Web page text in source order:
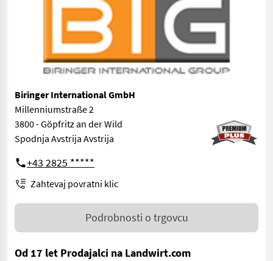
Biringer International GmbH
Millenniumstraße 2
3800 - Göpfritz an der Wild
Spodnja Avstrija Avstrija
+43 2825 *****
Zahtevaj povratni klic
Podrobnosti o trgovcu
Od 17 let Prodajalci na Landwirt.com